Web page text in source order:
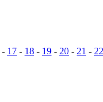
- 17 - 18 - 19 - 20 - 21 - 22